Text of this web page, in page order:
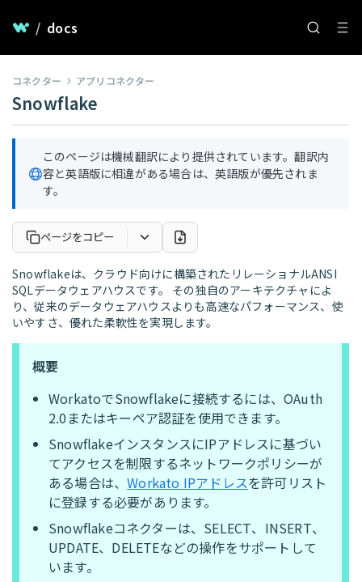
/ docs
コネクター アプリコネクター
Snowflake
このページは機械翻訳により提供されています。翻訳内
容と英語版に相違がある場合は、英語版が優先されま
す。
ページをコピー
Snowflakeは、クラウド向けに構築されたリレーショナルANSI
SQLデータウェアハウスです。 その独自のアーキテクチャによ
り、従来のデータウェアハウスよりも高速なパフォーマンス、使
いやすさ、優れた柔軟性を実現します。
概要
WorkatoでSnowflakeに接続するには、OAuth
2.0またはキーペア認証を使用できます。
SnowflakeインスタンスにIPアドレスに基づい
てアクセスを制限するネットワークポリシーが
ある場合は、Workato IPアドレスを許可リスト
に登録する必要があります。
Snowflakeコネクターは、SELECT、INSERT、
UPDATE、DELETEなどの操作をサポートして
います。